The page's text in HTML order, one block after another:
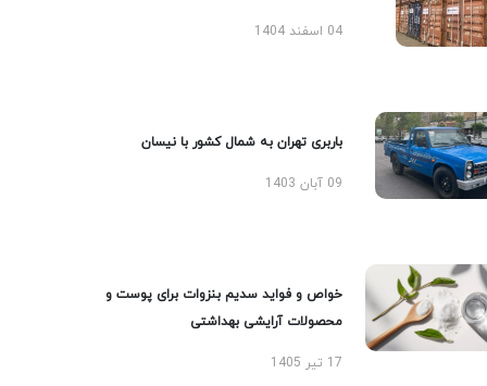
04 اسفند 1404
باربری تهران به شمال کشور با نیسان
09 آبان 1403
خواص و فواید سدیم بنزوات برای پوست و
محصولات آرایشی بهداشتی
17 تیر 1405